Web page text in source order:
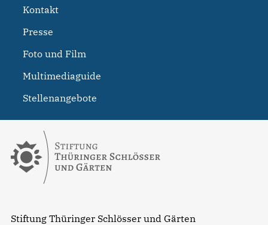
Stiftung Thüringer Schlösser und Gärten
Kontakt
Presse
Foto und Film
Multimediaguide
Stellenangebote